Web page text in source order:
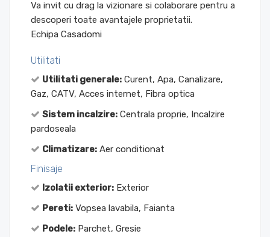
Va invit cu drag la vizionare si colaborare pentru a
descoperi toate avantajele proprietatii.
Echipa Casadomi
Utilitati
Utilitati generale: Curent, Apa, Canalizare,
Gaz, CATV, Acces internet, Fibra optica
Sistem incalzire: Centrala proprie, Incalzire
pardoseala
Climatizare: Aer conditionat
Finisaje
Izolatii exterior: Exterior
Pereti: Vopsea lavabila, Faianta
Podele: Parchet, Gresie